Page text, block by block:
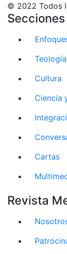
© 2022 Todos
Secciones
Cultura
Ciencia
Cartas
Revista